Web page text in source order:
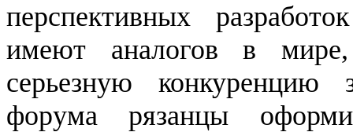
перспективных
имеют аналогов в
серьезную
форума рязанцы